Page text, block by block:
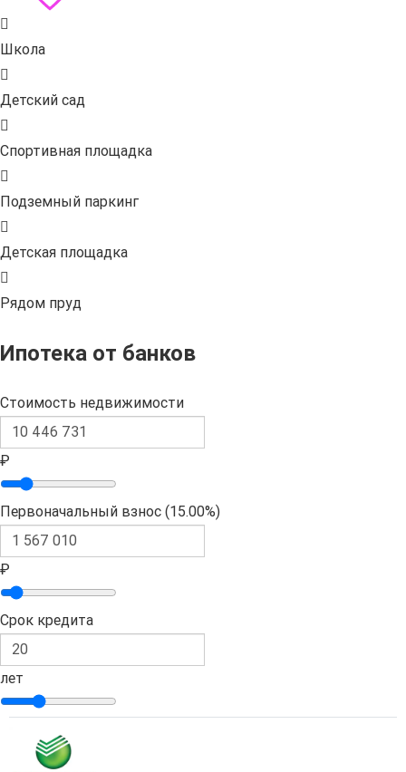
Школа
Детский сад
Спортивная площадка
Подземный паркинг
Детская площадка
Рядом пруд
Ипотека от банков
Стоимость недвижимости
₽
Первоначальный взнос (15.00%)
₽
Срок кредита
лет